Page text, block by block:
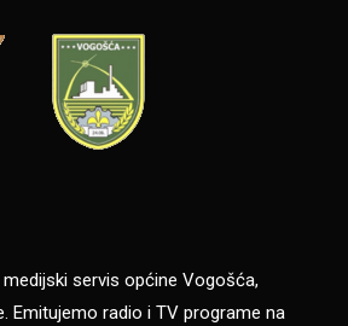
servis općine Vogošća,
Emitujemo radio i TV programe na